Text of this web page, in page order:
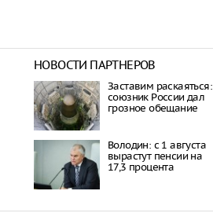
НОВОСТИ ПАРТНЕРОВ
Заставим раскаяться:
союзник России дал
грозное обещание
Володин: с 1 августа
вырастут пенсии на
17,3 процента